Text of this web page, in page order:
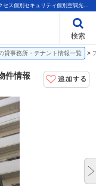
検索
アストロ新大阪ビル 新大阪の賃貸事務所！新大阪貸事務所17坪好アクセス個別セキュリティ個別空調光ファイバー｜株式会社アイシティ住宅サービス
貸事務所・テナント情報一覧
件情報